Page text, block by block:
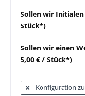
Sollen wir Initialen
Stück*)
Sollen wir einen
5,00 € / Stück*)
Konfiguration